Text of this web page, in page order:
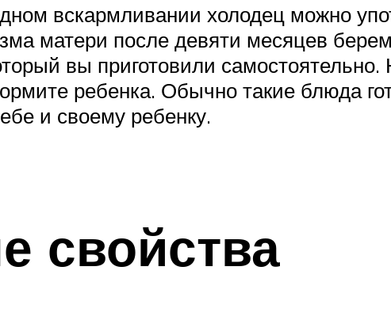
вскармливании холодец можно
матери после девяти месяцев
вы приготовили
ребенка. Обычно такие блюда
и своему ребенку.
свойства